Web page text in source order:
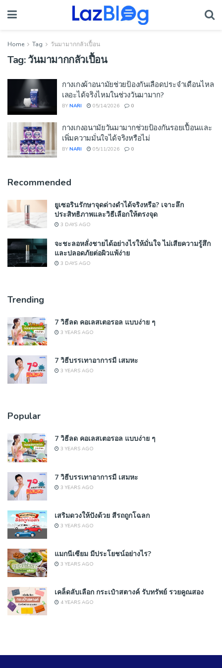
Home Tag วันมามากกลัวเปื้อน
Tag:วันมามากกลัวเปื้อน
กางเกงผ้าอนามัยช่วยป้องกันเลือดประจำเดือนไหล
เลอะได้จริงไหมในช่วงวันมามาก?
BY NARI 05/14/2026 0
กางเกงอนามัยวันมามากช่วยป้องกันรอยเปื้อนและ
เพิ่มความมั่นใจได้จริงหรือไม่
BY NARI 05/11/2026 0
Recommended
ยูเซอรินรักษาจุดด่างดำได้จริงหรือ? เจาะลึก
ประสิทธิภาพและวิธีเลือกให้ตรงจุด
3 DAYS AGO
จะชะลอหลั่งชายได้อย่างไรให้มั่นใจ ไม่เสียความรู้สึก
และปลอดภัยต่อผิวแพ้ง่าย
3 DAYS AGO
Trending
7 วิธีลด คอเลสเตอรอล แบบง่าย ๆ
3 YEARS AGO
7 วิธีบรรเทาอาการมี เสมหะ
3 YEARS AGO
Popular
7 วิธีลด คอเลสเตอรอล แบบง่าย ๆ
3 YEARS AGO
7 วิธีบรรเทาอาการมี เสมหะ
3 YEARS AGO
เสริมดวงให้ปังด้วย สีรถถูกโฉลก
3 YEARS AGO
แมกนีเซียม มีประโยชน์อย่างไร?
3 YEARS AGO
เคล็ดลับเลือก กระเป๋าสตางค์ รับทรัพย์ รวยคูณสอง
4 YEARS AGO